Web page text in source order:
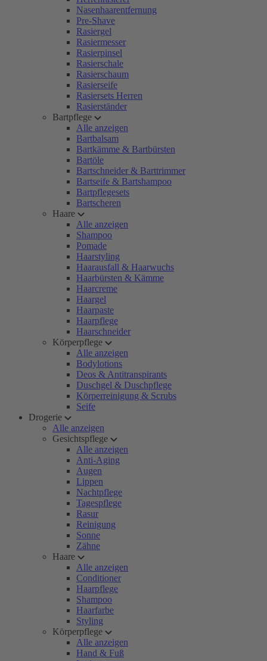
Nasenhaarentfernung
Pre-Shave
Rasiergel
Rasiermesser
Rasierpinsel
Rasierschale
Rasierschaum
Rasierseife
Rasiersets Herren
Rasierständer
Bartpflege
Alle anzeigen
Bartbalsam
Bartkämme & Bartbürsten
Bartöle
Bartschneider & Barttrimmer
Bartseife & Bartshampoo
Bartpflegesets
Bartscheren
Haare
Alle anzeigen
Shampoo
Pomade
Haarstyling
Haarausfall & Haarwuchs
Haarbürsten & Kämme
Haarcreme
Haargel
Haarpaste
Haarpflege
Haarschneider
Körperpflege
Alle anzeigen
Bodylotions
Deos & Antitranspirants
Duschgel & Duschpflege
Körperreinigung & Scrubs
Seife
Drogerie
Alle anzeigen
Gesichtspflege
Alle anzeigen
Anti-Aging
Augen
Lippen
Nachtpflege
Tagespflege
Rasur
Reinigung
Sonne
Zähne
Haare
Alle anzeigen
Conditioner
Haarpflege
Shampoo
Haarfarbe
Styling
Körperpflege
Alle anzeigen
Hand & Fuß